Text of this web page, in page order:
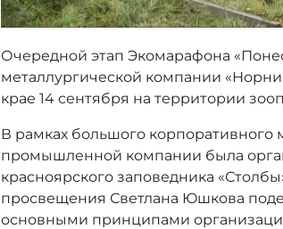
Очередной этап Экомарафона
металлургической компании
крае 14 сентября на территории
В рамках большого корпоративного
промышленной компании была
красноярского заповедника
просвещения Светлана Юшкова
основными принципами